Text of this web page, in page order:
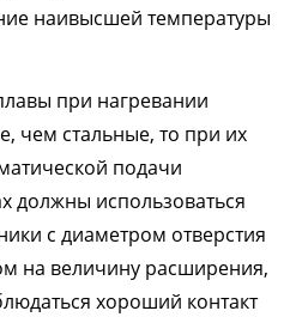
наивысшей температуры
при нагревании
чем стальные, то при их
подачи
должны использоваться
с диаметром отверстия
на величину расширения,
хороший контакт